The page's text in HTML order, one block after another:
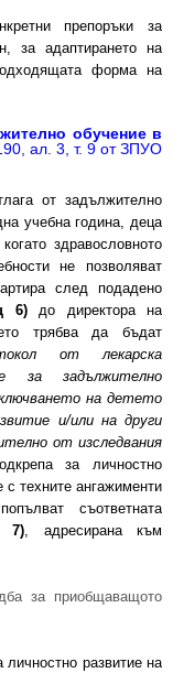
препоръки за
за адаптирането на
форма на
обучение в
ал. 3, т. 9 от ЗПУО
от задължително
учебна година, деца
здравословното
не позволяват
след подадено
6)до директора на
трябва да бъдат
от лекарска
за задължително
на детето
и/или на други
от изследвания
за личностно
с техните ангажименти
съответната
7), адресирана към
за приобщаващото
развитие на